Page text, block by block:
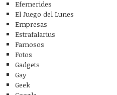
Efemerides
El Juego del Lunes
Empresas
Estrafalarius
Famosos
Fotos
Gadgets
Gay
Geek